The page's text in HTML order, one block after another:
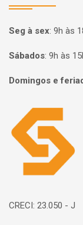
Seg à sex: 9h às
Sábados: 9h às
Domingos e
Página inicial
CRECI: 23.050 - J